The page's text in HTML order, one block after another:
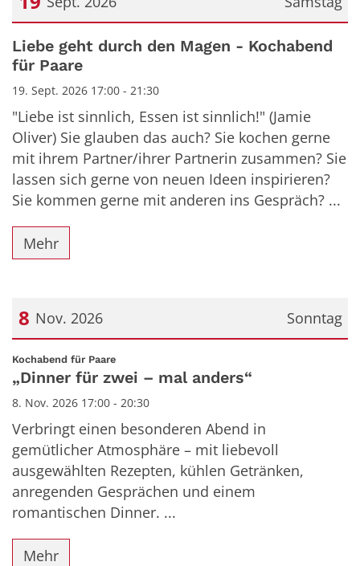
Datum: 19. September 2026
Liebe geht durch den Magen - Kochabend
für Paare
19. Sept. 2026 17:00 - 21:30
"Liebe ist sinnlich, Essen ist sinnlich!" (Jamie
Oliver) Sie glauben das auch? Sie kochen gerne
mit ihrem Partner/ihrer Partnerin zusammen? Sie
lassen sich gerne von neuen Ideen inspirieren?
Sie kommen gerne mit anderen ins Gespräch? ...
Mehr
Sonntag
8 Nov. 2026
Datum: 8. November 2026
Kochabend für Paare:
„Dinner für zwei – mal anders“
8. Nov. 2026 17:00 - 20:30
Verbringt einen besonderen Abend in
gemütlicher Atmosphäre – mit liebevoll
ausgewählten Rezepten, kühlen Getränken,
anregenden Gesprächen und einem
romantischen Dinner. ...
Mehr